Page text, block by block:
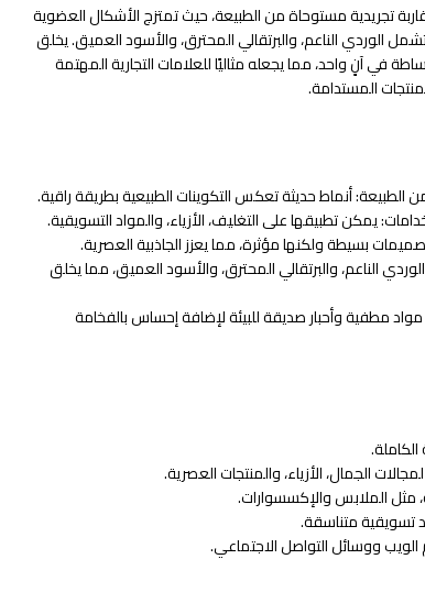
تجريدية مستوحاة من الطبيعة، حيث تمتزج الأشكال العضوية
تشمل الوردي الناعم، والبرتقالي المحترق، والأسود العميق. يخلق
في آنٍ واحد، مما يجعله مثاليًا للعلامات التجارية المهتمة
المستدامة.
أنماط حديثة تعكس التكوينات الطبيعية بطريقة راقية.
يمكن تطبيقها على التغليف، الأزياء، والمواد التسويقية.
بسيطة ولكنها مؤثرة، مما يعزز الجاذبية العصرية.
الناعم، والبرتقالي المحترق، والأسود العميق، مما يخلق
مواد مطفية وأحبار صديقة للبيئة لإضافة إحساس بالفخامة
الجمال، الأزياء، والمنتجات العصرية.
مثل الملابس والإكسسوارات.
تسويقية متناسقة.
ووسائل التواصل الاجتماعي.